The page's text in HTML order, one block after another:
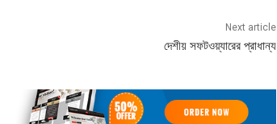
Next article
দেশীয় সফটওয়্যারের প্রাধান্য